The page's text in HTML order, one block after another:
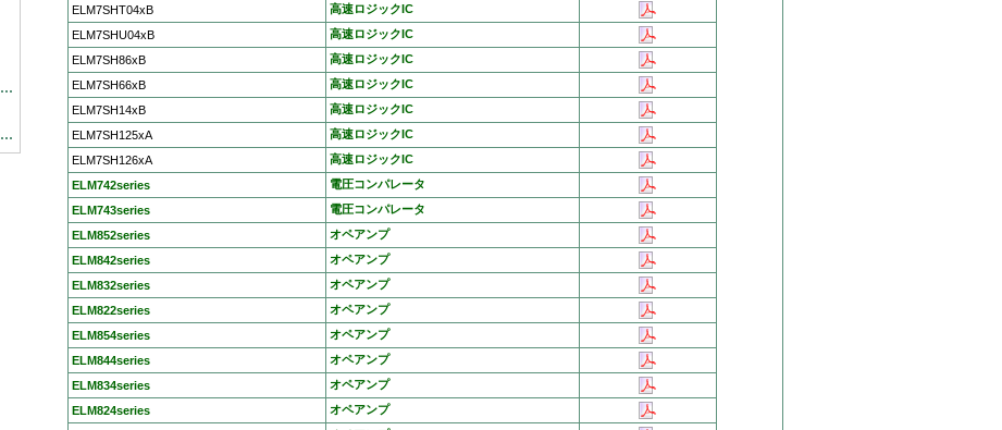
ELM7SHT04xB
高速ロジックIC
ELM7SHU04xB
高速ロジックIC
ELM7SH86xB
高速ロジックIC
ELM7SH66xB
高速ロジックIC
ELM7SH14xB
高速ロジックIC
ELM7SH125xA
高速ロジックIC
ELM7SH126xA
高速ロジックIC
ELM742series
電圧コンパレータ
ELM743series
電圧コンパレータ
ELM852series
オペアンプ
ELM842series
オペアンプ
ELM832series
オペアンプ
ELM822series
オペアンプ
ELM854series
オペアンプ
ELM844series
オペアンプ
ELM834series
オペアンプ
ELM824series
オペアンプ